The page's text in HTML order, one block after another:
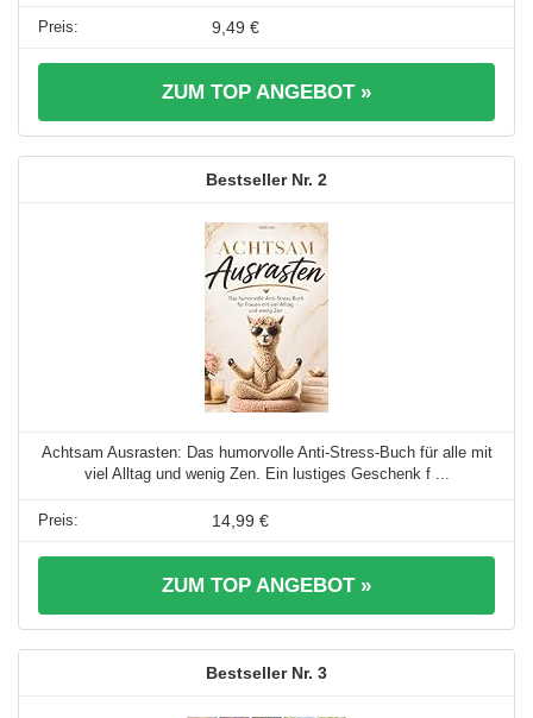
9,49 €
ZUM TOP ANGEBOT »
2
Achtsam Ausrasten: Das humorvolle Anti-Stress-Buch für alle mit
viel Alltag und wenig Zen. Ein lustiges Geschenk f ...
14,99 €
ZUM TOP ANGEBOT »
3